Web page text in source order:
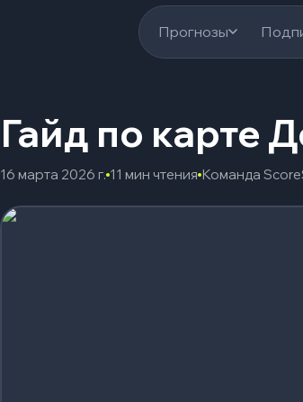
Прогнозы
Гайд по карте
16 марта 2026 г. 11 мин чтения Команда